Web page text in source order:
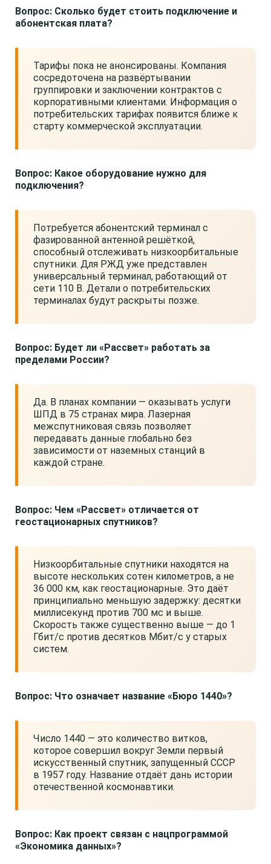
Вопрос: Сколько будет стоить подключение и
абонентская плата?
Тарифы пока не анонсированы. Компания
сосредоточена на развёртывании
группировки и заключении контрактов с
корпоративными клиентами. Информация о
потребительских тарифах появится ближе к
старту коммерческой эксплуатации.
Вопрос: Какое оборудование нужно для
подключения?
Потребуется абонентский терминал с
фазированной антенной решёткой,
способный отслеживать низкоорбитальные
спутники. Для РЖД уже представлен
универсальный терминал, работающий от
сети 110 В. Детали о потребительских
терминалах будут раскрыты позже.
Вопрос: Будет ли «Рассвет» работать за
пределами России?
Да. В планах компании — оказывать услуги
ШПД в 75 странах мира. Лазерная
межспутниковая связь позволяет
передавать данные глобально без
зависимости от наземных станций в
каждой стране.
Вопрос: Чем «Рассвет» отличается от
геостационарных спутников?
Низкоорбитальные спутники находятся на
высоте нескольких сотен километров, а не
36 000 км, как геостационарные. Это даёт
принципиально меньшую задержку: десятки
миллисекунд против 700 мс и выше.
Скорость также существенно выше — до 1
Гбит/с против десятков Мбит/с у старых
систем.
Вопрос: Что означает название «Бюро 1440»?
Число 1440 — это количество витков,
которое совершил вокруг Земли первый
искусственный спутник, запущенный СССР
в 1957 году. Название отдаёт дань истории
отечественной космонавтики.
Вопрос: Как проект связан с нацпрограммой
«Экономика данных»?